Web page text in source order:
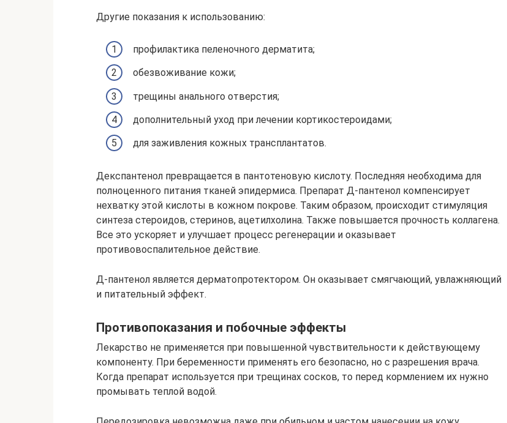
Другие показания к использованию:
профилактика пеленочного дерматита;
обезвоживание кожи;
трещины анального отверстия;
дополнительный уход при лечении кортикостероидами;
для заживления кожных трансплантатов.
Декспантенол превращается в пантотеновую кислоту. Последняя необходима для
полноценного питания тканей эпидермиса. Препарат Д-пантенол компенсирует
нехватку этой кислоты в кожном покрове. Таким образом, происходит стимуляция
синтеза стероидов, стеринов, ацетилхолина. Также повышается прочность коллагена.
Все это ускоряет и улучшает процесс регенерации и оказывает
противовоспалительное действие.
Д-пантенол является дерматопротектором. Он оказывает смягчающий, увлажняющий
и питательный эффект.
Противопоказания и побочные эффекты
Лекарство не применяется при повышенной чувствительности к действующему
компоненту. При беременности применять его безопасно, но с разрешения врача.
Когда препарат используется при трещинах сосков, то перед кормлением их нужно
промывать теплой водой.